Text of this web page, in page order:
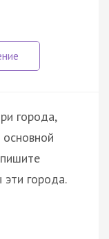
города,
города.